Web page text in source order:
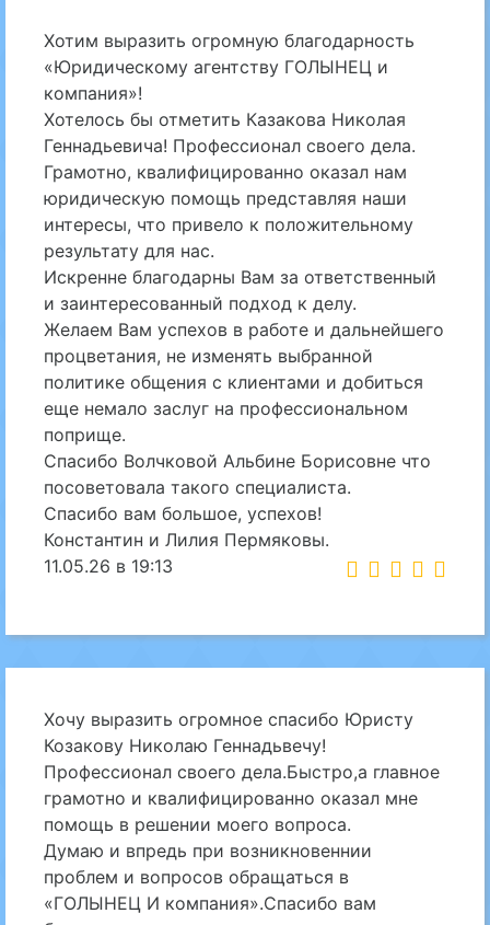
Хотим выразить огромную благодарность
«Юридическому агентству ГОЛЫНЕЦ и
компания»!
Хотелось бы отметить Казакова Николая
Геннадьевича! Профессионал своего дела.
Грамотно, квалифицированно оказал нам
юридическую помощь представляя наши
интересы, что привело к положительному
результату для нас.
Искренне благодарны Вам за ответственный
и заинтересованный подход к делу.
Желаем Вам успехов в работе и дальнейшего
процветания, не изменять выбранной
политике общения с клиентами и добиться
еще немало заслуг на профессиональном
поприще.
Спасибо Волчковой Альбине Борисовне что
посоветовала такого специалиста.
Спасибо вам большое, успехов!
Константин и Лилия Пермяковы.
11.05.26 в 19:13
Хочу выразить огромное спасибо Юристу
Козакову Николаю Геннадьвечу!
Профессионал своего дела.Быстро,а главное
грамотно и квалифицированно оказал мне
помощь в решении моего вопроса.
Думаю и впредь при возникновеннии
проблем и вопросов обращаться в
«ГОЛЫНЕЦ И компания».Спасибо вам